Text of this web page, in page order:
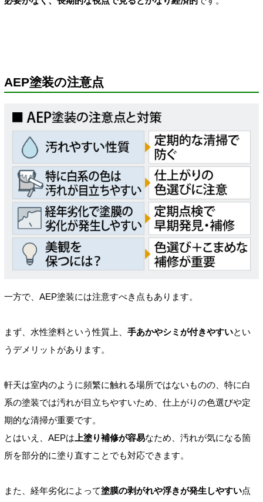
AEP塗装の注意点
一方で、AEP塗装には注意すべき点もあります。
まず、水性塗料という性質上、 手あかやシミが付きやすいとい
うデメリットがあります。
軒天は室内のように頻繁に触れる場所ではないものの、特に白
系の塗装では汚れが目立ちやすいため、仕上がりの色選びや定
期的な清掃が重要です。
とはいえ、AEPは 上塗り補修が容易なため、汚れが気になる箇
所を部分的に塗り直すことでも対応できます。
また、経年劣化によって塗膜の剥がれや浮きが発生しやすい点